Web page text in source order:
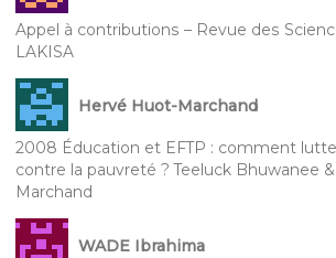
Appel à contributions – Revue des
LAKISA
Hervé Huot-Marchand
2008 Éducation et EFTP : comment
contre la pauvreté ? Teeluck Bhuwanee
Marchand
WADE Ibrahima